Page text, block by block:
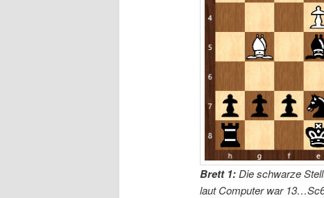
Brett 1: Die schwarze
laut Computer war